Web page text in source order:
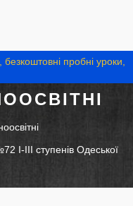
пробні уроки,
I-III ступенів Одеської